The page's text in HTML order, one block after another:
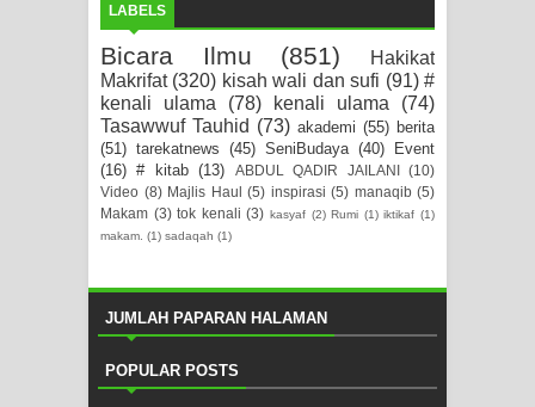
LABELS
Bicara Ilmu (851)
Hakikat
Makrifat (320) kisah wali dan sufi (91) #
kenali ulama
(78) kenali ulama
(74)
Tasawwuf Tauhid (73) akademi (55) berita
(51) tarekatnews (45) SeniBudaya (40) Event
(16) # kitab (13) ABDUL QADIR JAILANI (10)
Video (8) Majlis Haul (5) inspirasi (5) manaqib (5)
Makam (3) tok kenali (3) kasyaf (2) Rumi (1) iktikaf (1)
makam. (1) sadaqah (1)
JUMLAH PAPARAN HALAMAN
POPULAR POSTS